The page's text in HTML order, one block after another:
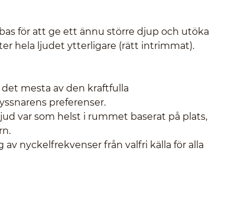
för att ge ett ännu större djup och utöka
hela ljudet ytterligare (rätt intrimmat).
mesta av den kraftfulla
preferenser.
var som helst i rummet baserat på plats,
nyckelfrekvenser från valfri källa för alla